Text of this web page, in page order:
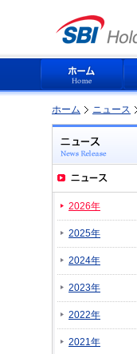
ホーム ニュース
2026年
2025年
2024年
2023年
2022年
2021年